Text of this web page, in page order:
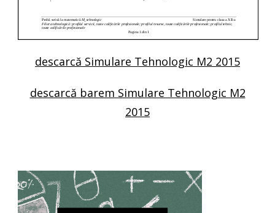
descarcă Simulare Tehnologic M2 2015
descarcă barem Simulare Tehnologic M2
2015